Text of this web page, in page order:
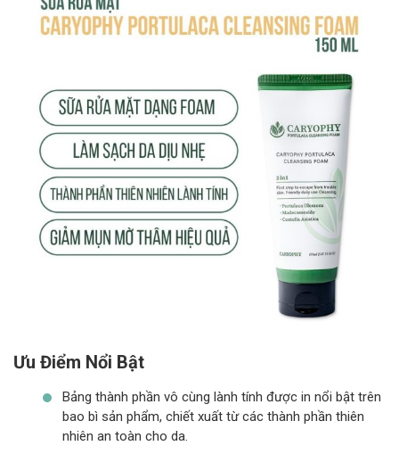
Ưu Điểm Nổi Bật
Bảng thành phần vô cùng lành tính được in nổi bật trên
bao bì sản phẩm, chiết xuất từ các thành phần thiên
nhiên an toàn cho da.